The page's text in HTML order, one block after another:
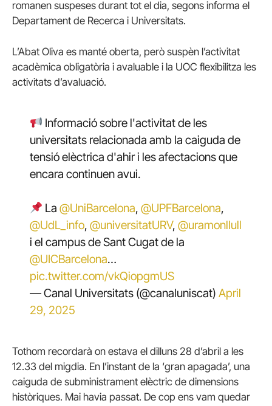
romanen suspeses durant tot el dia, segons informa el
Departament de Recerca i Universitats.
L’Abat Oliva es manté oberta, però suspèn l’activitat
acadèmica obligatòria i avaluable i la UOC flexibilitza les
activitats d’avaluació.
Informació sobre l'activitat de les
universitats relacionada amb la caiguda de
tensió elèctrica d'ahir i les afectacions que
encara continuen avui.
La@UniBarcelona,@UPFBarcelona,
@UdL_info, @universitatURV, @uramonllull
i el campus de Sant Cugat de la
@UICBarcelona…
pic.twitter.com/vkQiopgmUS
— Canal Universitats (@canaluniscat) April
29, 2025
Tothom recordarà on estava el dilluns 28 d’abril a les
12.33 del migdia. En l’instant de la ‘gran apagada’, una
caiguda de subministrament elèctric de dimensions
històriques. Mai havia passat. De cop ens vam quedar